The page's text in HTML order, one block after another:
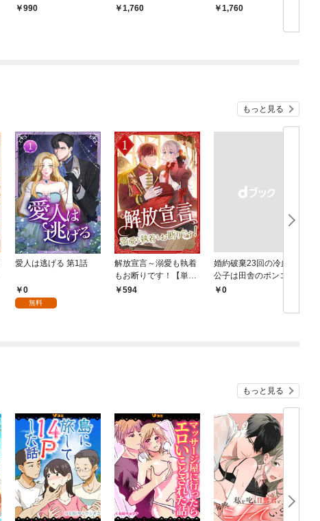
l.788
990
l.913
1,760
l.905
1,760
もっと見る
愛人は逃げる 第1話
0
無料
解放宣言～溺愛も執着
もお断りです！【単行
本版】 1巻
594
婚約破棄23回の冷血貴
公子は田舎のポンコツ
令嬢にふりまわされる
￥0
もっと見る